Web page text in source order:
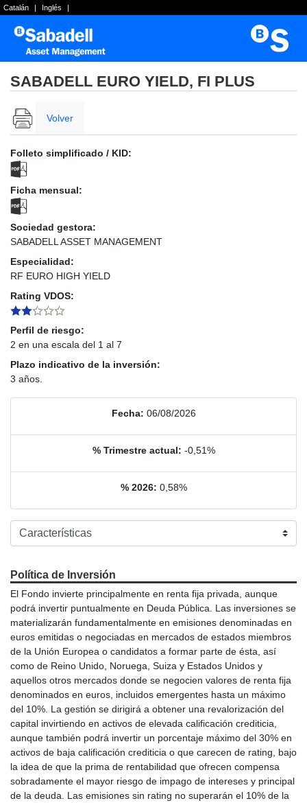
Catalán | Inglés |
SABADELL EURO YIELD, FI PLUS
Volver
Folleto simplificado / KID:
Ficha mensual:
Sociedad gestora:
SABADELL ASSET MANAGEMENT
Especialidad:
RF EURO HIGH YIELD
Rating VDOS:
Perfil de riesgo:
2 en una escala del 1 al 7
Plazo indicativo de la inversión:
3 años.
Fecha: 06/08/2026
% Trimestre actual: -0,51%
% 2026: 0,58%
Política de Inversión
El Fondo invierte principalmente en renta fija privada, aunque
podrá invertir puntualmente en Deuda Pública. Las inversiones se
materializarán fundamentalmente en emisiones denominadas en
euros emitidas o negociadas en mercados de estados miembros
de la Unión Europea o candidatos a formar parte de ésta, así
como de Reino Unido, Noruega, Suiza y Estados Unidos y
aquellos otros mercados donde se negocien valores de renta fija
denominados en euros, incluidos emergentes hasta un máximo
del 10%. La gestión se dirigirá a obtener una revalorización del
capital invirtiendo en activos de elevada calificación crediticia,
aunque también podrá invertir un porcentaje máximo del 30% en
activos de baja calificación crediticia o que carecen de rating, bajo
la idea de que la prima de rentabilidad que ofrecen compensa
sobradamente el mayor riesgo de impago de intereses y principal
de la deuda. Las emisiones sin rating no superarán el 10% de la